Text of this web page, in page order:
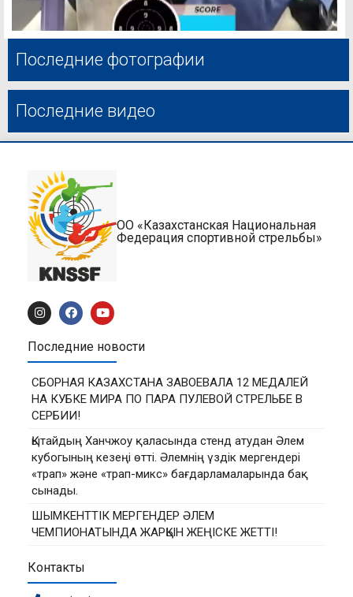
Последние фотографии
Последние видео
ОО «Казахстанская Национальная
Федерация спортивной стрельбы»
Последние новости
СБОРНАЯ КАЗАХСТАНА ЗАВОЕВАЛА 12 МЕДАЛЕЙ
НА КУБКЕ МИРА ПО ПАРА ПУЛЕВОЙ СТРЕЛЬБЕ В
СЕРБИИ!
Қытайдың Ханчжоу қаласында стенд атудан Әлем
кубогының кезеңі өтті. Әлемнің үздік мергендері
«трап» және «трап-микс» бағдарламаларында бақ
сынады.
ШЫМКЕНТТІК МЕРГЕНДЕР ӘЛЕМ
ЧЕМПИОНАТЫНДА ЖАРҚЫН ЖЕҢІСКЕ ЖЕТТІ!
Контакты